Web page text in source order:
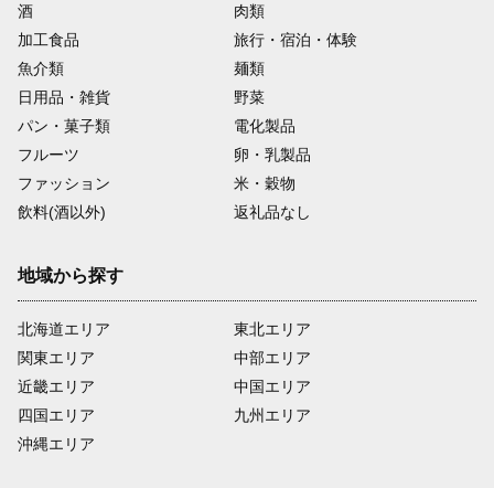
酒
肉類
加工食品
旅行・宿泊・体験
魚介類
麺類
日用品・雑貨
野菜
パン・菓子類
電化製品
フルーツ
卵・乳製品
ファッション
米・穀物
飲料(酒以外)
返礼品なし
地域から探す
北海道エリア
関東エリア
近畿エリア
四国エリア
沖縄エリア
東北エリア
中部エリア
中国エリア
九州エリア